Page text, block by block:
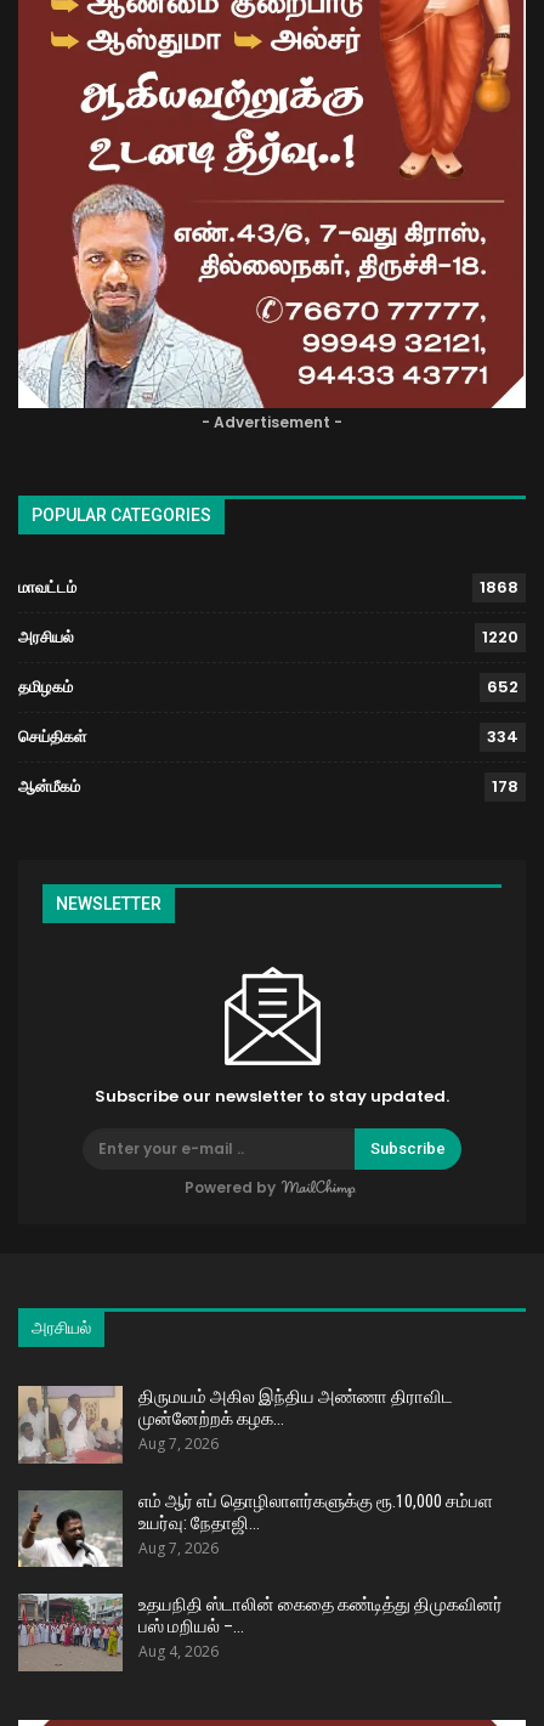
- Advertisement -
POPULAR CATEGORIES
மாவட்டம் 1868
அரசியல் 1220
தமிழகம் 652
செய்திகள் 334
ஆன்மீகம் 178
NEWSLETTER
Subscribe our newsletter to stay updated.
Subscribe
Powered by
அரசியல்
திருமயம் அகில இந்திய அண்ணா திராவிட
முன்னேற்றக் கழக…
Aug 7, 2026
எம் ஆர் எப் தொழிலாளர்களுக்கு ரூ.10,000 சம்பள
உயர்வு: நேதாஜி…
Aug 7, 2026
உதயநிதி ஸ்டாலின் கைதை கண்டித்து திமுகவினர்
பஸ் மறியல் –…
Aug 4, 2026